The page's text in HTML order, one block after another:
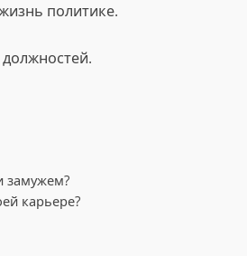
политике.
замужем?
карьере?